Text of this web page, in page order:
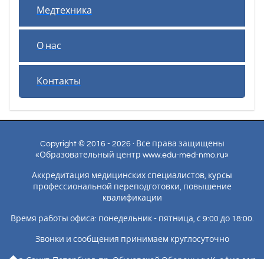
Медтехника
О нас
Контакты
Copyright © 2016 - 2026 · Все права защищены
«Образовательный центр www.edu-med-nmo.ru»
Аккредитация медицинских специалистов, курсы
профессиональной переподготовки, повышение
квалификации
Время работы офиса: понедельник - пятница, с 9:00 до 18:00.
Звонки и сообщения принимаем круглосуточно